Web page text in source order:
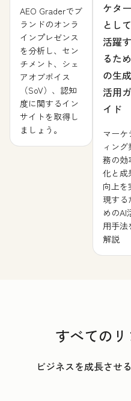
AEO Graderでブ
ランドのオンラ
インプレゼンス
を分析し、セン
チメント、シェ
アオブボイス
（SoV）、認知
度に関するイン
サイトを取得し
ましょう。
ケター
として
活躍す
るため
の生
活用ガ
イド
マーケ
ィング
務の効
化と成
向上を
現する
めのAI
用手法
解説
すべての
ビジネスを成長させ